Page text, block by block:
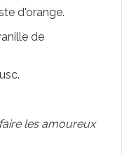
d'orange.
de
les amoureux